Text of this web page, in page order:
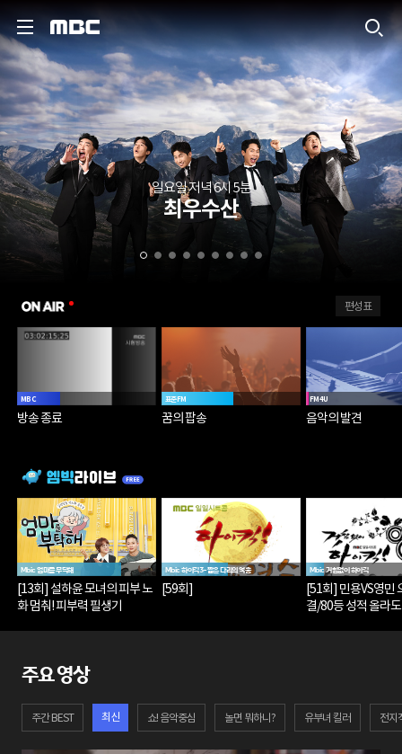
일요일 저녁 6시 5분
최우수산
편성표
MBC
방송 종료
표준FM
꿈의 팝송
FM4U
음악의 발견
Mbic 엄마를 부탁해
[13회] 설하윤 모녀의 피부 노
화 멈춰! 피부력 필생기
Mbic 하이킥3-짧은 다리의 역습
[59회]
Mbic 거침없이 하이킥
[51회] 민용VS영민
결/80등 성적 올라
주요 영상
주간 BEST 최신 쇼! 음악중심 놀면 뭐하니? 유부녀 킬러 전지